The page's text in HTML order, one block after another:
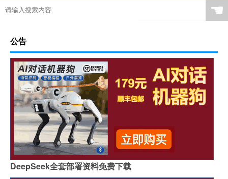
☚
公告
DeepSeek全套部署资料免费下载